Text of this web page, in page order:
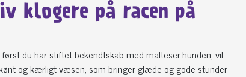
klogere på racen på
du har stiftet bekendtskab med malteser-hunden, vil
og kærligt væsen, som bringer glæde og gode stunder